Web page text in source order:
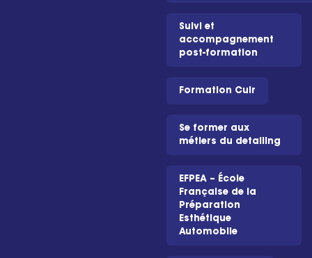
Suivi et
accompagnement
post-formation
Formation Cuir
Se former aux
métiers du detailing
EFPEA – École
Française de la
Préparation
Esthétique
Automobile